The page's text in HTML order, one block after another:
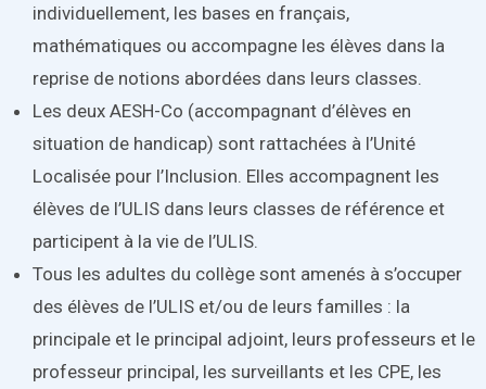
individuellement, les bases en français,
mathématiques ou accompagne les élèves dans la
reprise de notions abordées dans leurs classes.
Les deux AESH-Co (accompagnant d’élèves en
situation de handicap) sont rattachées à l’Unité
Localisée pour l’Inclusion. Elles accompagnent les
élèves de l’ULIS dans leurs classes de référence et
participent à la vie de l’ULIS.
Tous les adultes du collège sont amenés à s’occuper
des élèves de l’ULIS et/ou de leurs familles : la
principale et le principal adjoint, leurs professeurs et le
professeur principal, les surveillants et les CPE, les